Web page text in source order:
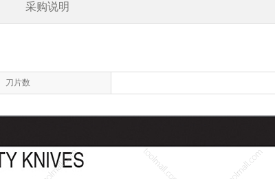
采购说明
刀片数